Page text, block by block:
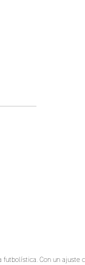
Con un ajuste